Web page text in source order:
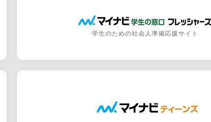
学生のための社会人準備応援サイト